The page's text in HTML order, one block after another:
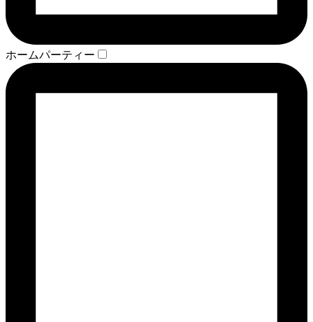
ホームパーティー